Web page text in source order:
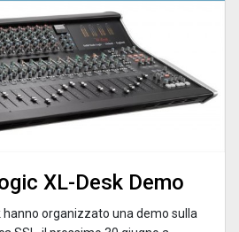
XL-Desk Demo
hanno organizzato una demo sulla